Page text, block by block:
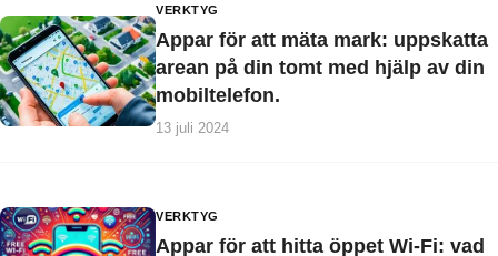
VERKTYG
Appar för att mäta mark: uppskatta
arean på din tomt med hjälp av din
mobiltelefon.
13 juli 2024
VERKTYG
Appar för att hitta öppet Wi-Fi: vad